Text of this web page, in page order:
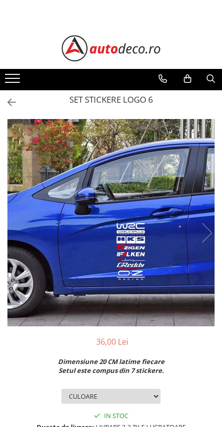
ALFA ROMEO
BMW
CHEVROLET
CITROEN
DACIA
FIAT
FORD
HONDA
HYUNDAI
MAZDA
MERCEDES
OPEL
PEUGEOT
RENAULT
SEAT
SKODA
VOLKSWAGEN
VOLVO
STICKERE STALPI SI GEAM MIC
SET STICKERE LOGO 6
36,00 Lei
Dimensiune 20 CM latime fiecare
Setul este compus din 7 stickere.
IN STOC